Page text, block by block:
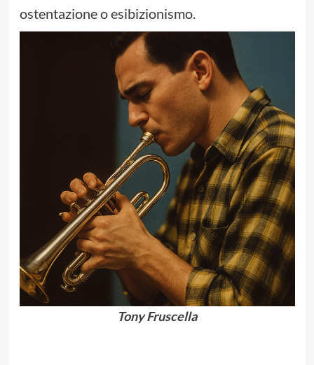
ostentazione o esibizionismo.
Tony Fruscella